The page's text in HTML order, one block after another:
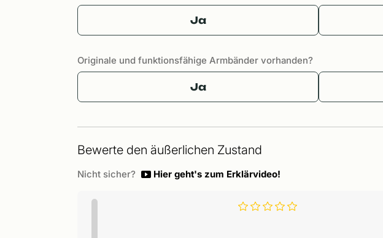
Ja
Originale und funktionsfähige Armbänder vorhanden?
Ja
Bewerte den äußerlichen Zustand
Nicht sicher? Hier geht's zum Erklärvideo!